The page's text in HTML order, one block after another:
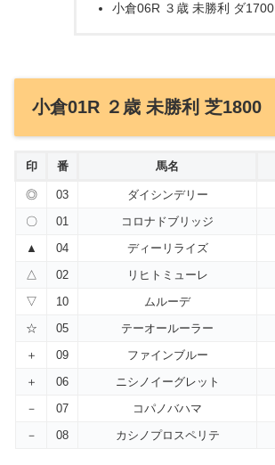
小倉06R ３歳 未勝利 ダ1700
小倉01R ２歳 未勝利 芝1800
印 番 馬名
◎ 03 ダイシンデリー
〇
01 コロナドブリッジ
▲
04 ディーリライズ
△
02 リヒトミューレ
▽
10 ムルーデ
☆
05 テーオールーラー
＋
09 ファインブルー
＋
06 ニシノイーグレット
－
07 コパノバハマ
－
08 カシノプロスペリテ